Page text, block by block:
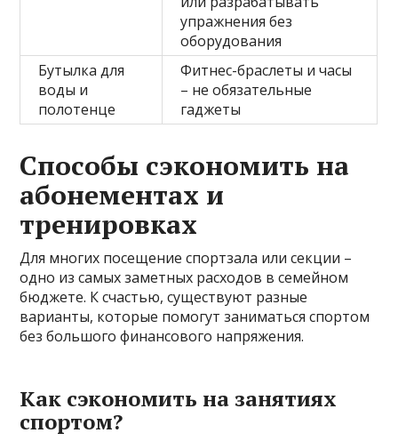
упражнения без
оборудования
Бутылка для
воды и
полотенце
Фитнес-браслеты и часы
– не обязательные
гаджеты
Способы сэкономить на
абонементах и
тренировках
Для многих посещение спортзала или секции –
одно из самых заметных расходов в семейном
бюджете. К счастью, существуют разные
варианты, которые помогут заниматься спортом
без большого финансового напряжения.
Как сэкономить на занятиях
спортом?